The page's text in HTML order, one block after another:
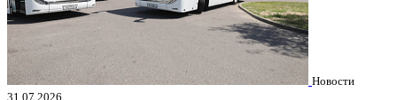
Новости
31.07.2026